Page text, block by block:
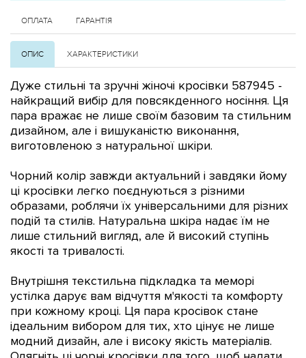
ОПЛАТА ГАРАНТІЯ
ОПИС ХАРАКТЕРИСТИКИ
Дуже стильні та зручні жіночі кросівки 587945 -
найкращий вибір для повсякденного носіння. Ця
пара вражає не лише своїм базовим та стильним
дизайном, але і вишуканістю виконання,
виготовленою з натуральної шкіри.
Чорний колір завжди актуальний і завдяки йому
ці кросівки легко поєднуються з різними
образами, роблячи їх універсальними для різних
подій та стилів. Натуральна шкіра надає їм не
лише стильний вигляд, але й високий ступінь
якості та тривалості.
Внутрішня текстильна підкладка та меморі
устілка дарує вам відчуття м'якості та комфорту
при кожному кроці. Ця пара кросівок стане
ідеальним вибором для тих, хто цінує не лише
модний дизайн, але і високу якість матеріалів.